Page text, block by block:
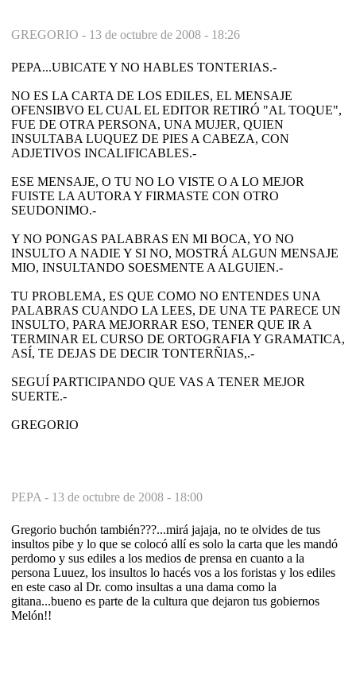
GREGORIO - 13 de octubre de 2008 - 18:26
PEPA...UBICATE Y NO HABLES TONTERIAS.-
NO ES LA CARTA DE LOS EDILES, EL MENSAJE
OFENSIBVO EL CUAL EL EDITOR RETIRÓ "AL TOQUE",
FUE DE OTRA PERSONA, UNA MUJER, QUIEN
INSULTABA LUQUEZ DE PIES A CABEZA, CON
ADJETIVOS INCALIFICABLES.-
ESE MENSAJE, O TU NO LO VISTE O A LO MEJOR
FUISTE LA AUTORA Y FIRMASTE CON OTRO
SEUDONIMO.-
Y NO PONGAS PALABRAS EN MI BOCA, YO NO
INSULTO A NADIE Y SI NO, MOSTRÁ ALGUN MENSAJE
MIO, INSULTANDO SOESMENTE A ALGUIEN.-
TU PROBLEMA, ES QUE COMO NO ENTENDES UNA
PALABRAS CUANDO LA LEES, DE UNA TE PARECE UN
INSULTO, PARA MEJORRAR ESO, TENER QUE IR A
TERMINAR EL CURSO DE ORTOGRAFIA Y GRAMATICA,
ASÍ, TE DEJAS DE DECIR TONTERÑIAS,.-
SEGUÍ PARTICIPANDO QUE VAS A TENER MEJOR
SUERTE.-
GREGORIO
PEPA - 13 de octubre de 2008 - 18:00
Gregorio buchón también???...mirá jajaja, no te olvides de tus
insultos pibe y lo que se colocó allí es solo la carta que les mandó
perdomo y sus ediles a los medios de prensa en cuanto a la
persona Luuez, los insultos lo hacés vos a los foristas y los ediles
en este caso al Dr. como insultas a una dama como la
gitana...bueno es parte de la cultura que dejaron tus gobiernos
Melón!!